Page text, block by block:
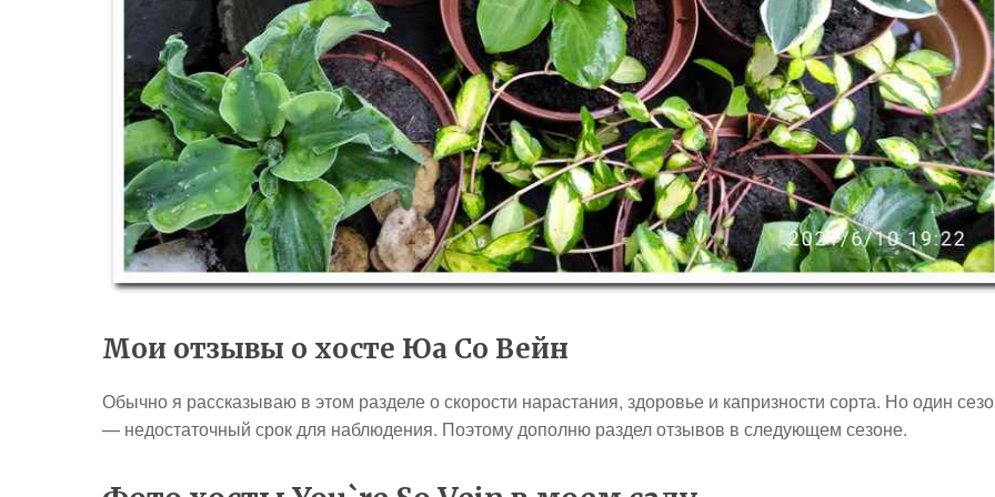
Мои отзывы о хосте Юа Со Вейн
Обычно я рассказываю в этом разделе о скорости нарастания, здоровье и капризности сорта. Но один
— недостаточный срок для наблюдения. Поэтому дополню раздел отзывов в следующем сезоне.